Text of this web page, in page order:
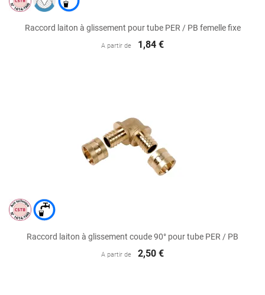
Raccord laiton à glissement pour tube PER / PB femelle fixe
A partir de 1,84 €
Raccord laiton à glissement coude 90° pour tube PER / PB
A partir de 2,50 €